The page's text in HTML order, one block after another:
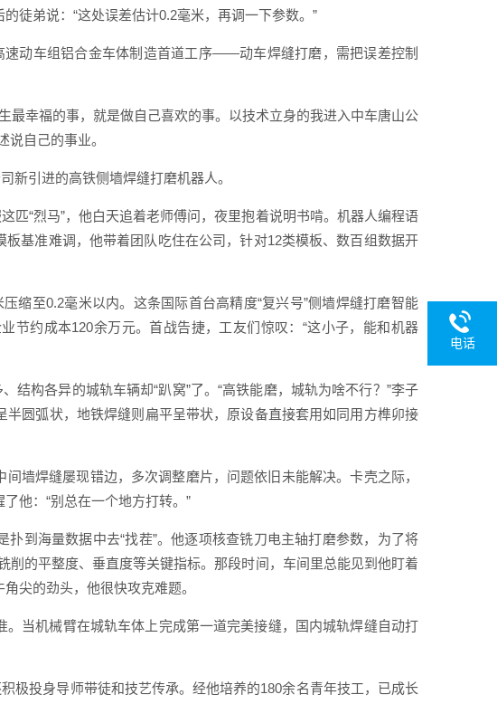
徒弟说：“这处误差估计0.2毫米，再调一下参数。”
动车组铝合金车体制造首道工序——动车焊缝打磨，需把误差控制
最幸福的事，就是做自己喜欢的事。以技术立身的我进入中车唐山公
自己的事业。
引进的高铁侧墙焊缝打磨机器人。
匹“烈马”，他白天追着老师傅问，夜里抱着说明书啃。机器人编程语
基准难调，他带着团队吃住在公司，针对12类模板、数百组数据开
缩至0.2毫米以内。这条国际首台高精度“复兴号”侧墙焊缝打磨智能
节约成本120余万元。首战告捷，工友们惊叹：“这小子，能和机器
结构各异的城轨车辆却“趴窝”了。“高铁能磨，城轨为啥不行？”李子
圆弧状，地铁焊缝则扁平呈带状，原设备直接套用如同用方榫卯接
墙焊缝屡现错边，多次调整磨片，问题依旧未能解决。卡壳之际，
他：“别总在一个地方打转。”
到海量数据中去“找茬”。他逐项核查铣刀电主轴打磨参数，为了将
的平整度、垂直度等关键指标。那段时间，车间里总能见到他盯着
尖的劲头，他很快攻克难题。
当机械臂在城轨车体上完成第一道完美接缝，国内城轨焊缝自动打
极投身导师带徒和技艺传承。经他培养的180余名青年技工，已成长
电话